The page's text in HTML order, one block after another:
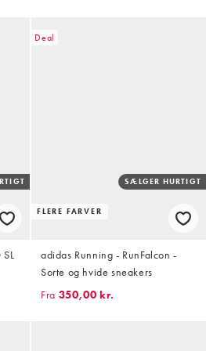
Deal
FLERE FARVER
SÆLGER HURTIGT
adidas Running - RunFalcon -
Sorte og hvide sneakers
Fra 350,00 kr.